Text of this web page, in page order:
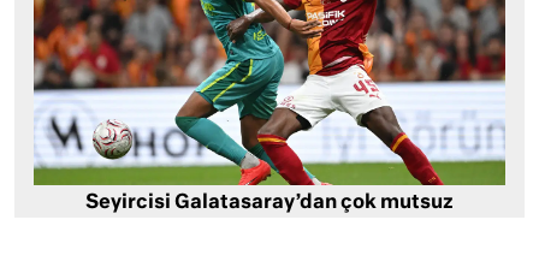
Seyircisi Galatasaray’dan çok mutsuz